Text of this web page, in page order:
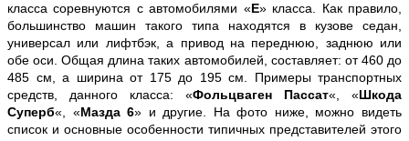
класса соревнуются с автомобилями «Е» класса. Как правило,
большинство машин такого типа находятся в кузове седан,
универсал или лифтбэк, а привод на переднюю, заднюю или
обе оси. Общая длина таких автомобилей, составляет: от 460 до
485 см, а ширина от 175 до 195 см. Примеры транспортных
средств, данного класса: «Фольцваген Пассат«, «Шкода
Суперб«, «Мазда 6» и другие. На фото ниже, можно видеть
список и основные особенности типичных представителей этого